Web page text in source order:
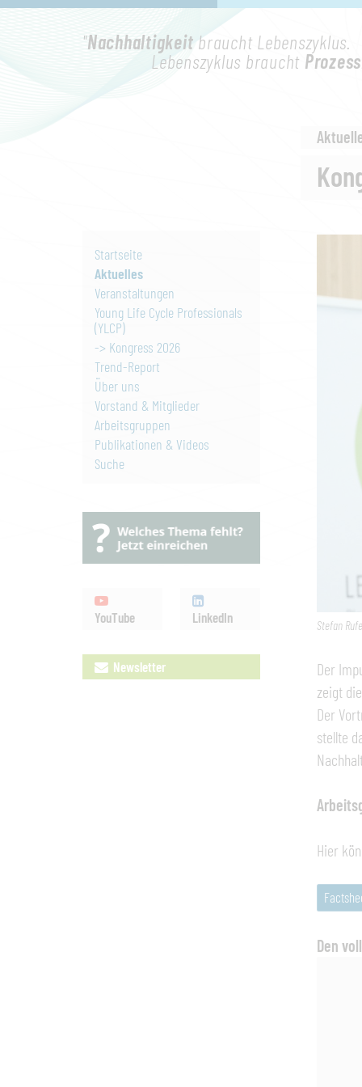
"Nachhaltigkeit braucht Lebenszyklus.
Lebenszyklus braucht
Startseite
Aktuelles
Veranstaltungen
Young Life Cycle Professionals
(YLCP)
-> Kongress 2026
Trend-Report
Über uns
Vorstand & Mitglieder
Arbeitsgruppen
Publikationen & Videos
Suche
YouTube LinkedIn
Newsletter
Stefan
Der
zeigt
Der
stellte
Hier
Den